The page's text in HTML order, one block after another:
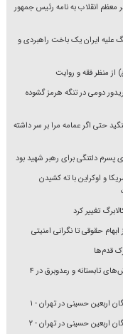
معظم انقلاب به نامه رئیس جمهور
علیه ایران یک باخت راهبردی و
از منظر فقه و روایت
دومی در تنگه هرمز گشوده
حتی اگر عمامه مرا بر سر داشته
دلتنگی برای رهبر شهید بود
و اوکراین با ته کشیدن
تغییر کرد
ابهام حقوقی تا نگرانی امنیتی
قدم‌ها
هشدار تداوم بارش‌های تابستانه و رعدوبرق در ۴
اربعین حسینی در تهران - ۱
اربعین حسینی در تهران - ۲